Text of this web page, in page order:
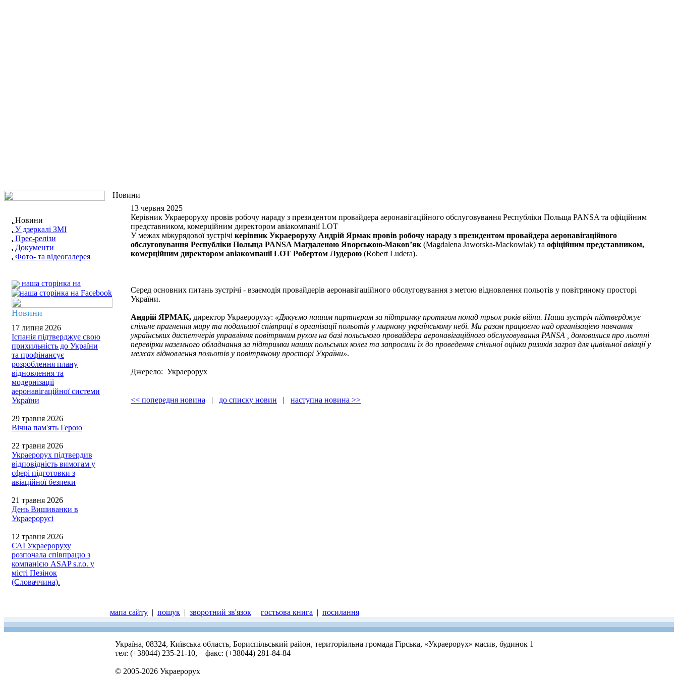
Новини
У дзеркалі ЗМІ
Прес-релізи
Документи
Фото- та відеогалерея
наша сторінка на
Новини
17 липня 2026
Іспанія підтверджує свою
прихильність до України
та профінансує
розроблення плану
відновлення та
модернізації
аеронавігаційної системи
України
29 травня 2026
Вічна пам'ять Герою
22 травня 2026
Украерорух підтвердив
відповідність вимогам у
сфері підготовки з
авіаційної безпеки
21 травня 2026
День Вишиванки в
Украерорусі
12 травня 2026
САІ Украероруху
розпочала співпрацю з
компанією ASAP s.r.o. у
місті Пезінок
(Словаччина).
Новини
13 червня 2025
Керівник Украероруху провів робочу нараду з президентом провайдера аеронавігаційного обслуговування Республіки Польща PANSA та офіційним
представником, комерційним директором авіакомпанії LOT
У межах міжурядової зустрічі керівник Украероруху Андрій Ярмак провів робочу нараду з президентом провайдера аеронавігаційного
обслуговування Республіки Польща PANSA Магдаленою Яворською-Маков’як (Magdalena Jaworska-Maсkowiak) та офіційним представником,
комерційним директором авіакомпанії LOT Робертом Лудерою (Robert Ludera).
Серед основних питань зустрічі - взаємодія провайдерів аеронавігаційного обслуговування з метою відновлення польотів у повітряному просторі
України.
Андрій ЯРМАК, директор Украероруху: «Дякуємо нашим партнерам за підтримку протягом понад трьох років війни. Наша зустріч підтверджує
спільне прагнення миру та подальшої співпраці в організації польотів у мирному українському небі. Ми разом працюємо над організацією навчання
українських диспетчерів управління повітряним рухом на базі польського провайдера аеронавігаційного обслуговування PANSA , домовилися про льотні
перевірки наземного обладнання за підтримки наших польських колег та запросили їх до проведення спільної оцінки ризиків загроз для цивільної авіації у
межах відновлення польотів у повітряному просторі України».
Джерело: Украерорух
<< попередня новина | до списку новин | наступна новина >>
мапа сайту | пошук | зворотний зв'язок | гостьова книга | посилання
Україна, 08324, Київська область, Бориспільський район, територіальна громада Гірська, «Украерорух» масив, будинок 1
тел: (+38044) 235-21-10, факс: (+38044) 281-84-84
© 2005-2026 Украерорух